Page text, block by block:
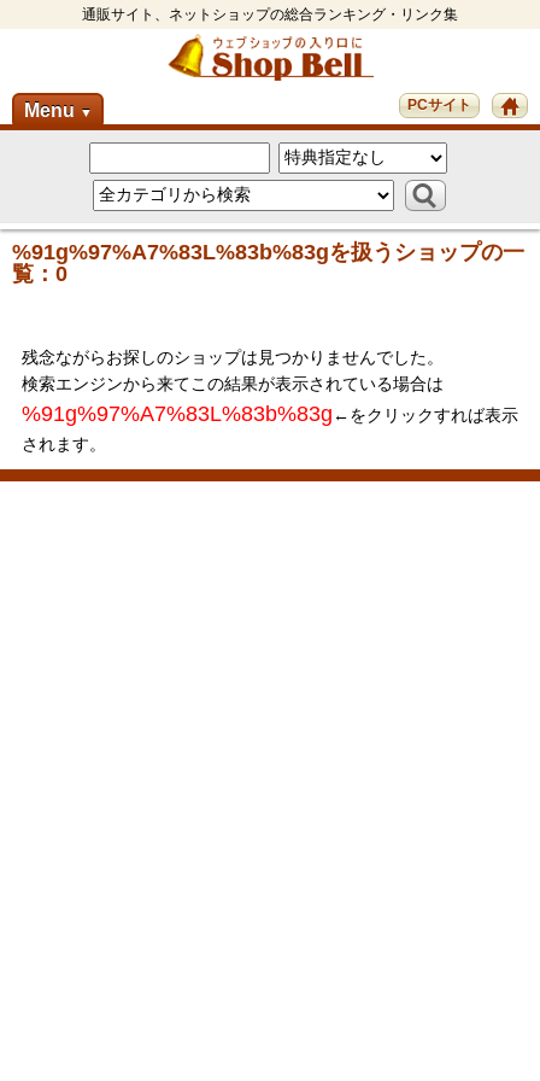
通販サイト、ネットショップの総合ランキング・リンク集
Menu ▼ PCサイト
%91g%97%A7%83L%83b%83gを扱うショップの一
覧：0
残念ながらお探しのショップは見つかりませんでした。
検索エンジンから来てこの結果が表示されている場合は
%91g%97%A7%83L%83b%83g ←をクリックすれば表示
されます。